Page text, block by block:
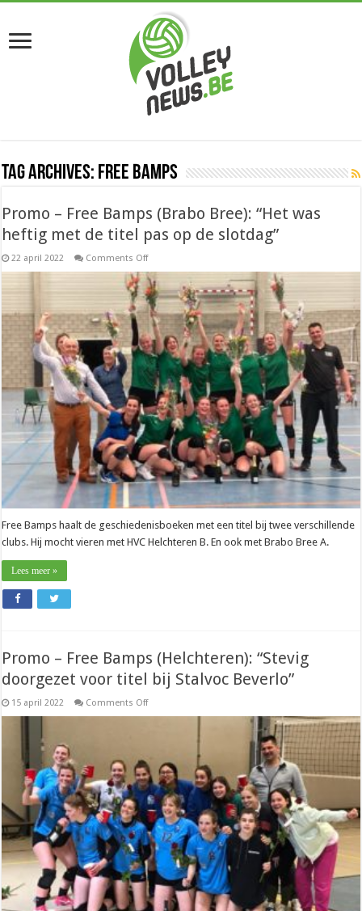
Tag Archives: Free Bamps
Promo – Free Bamps (Brabo Bree): “Het was
heftig met de titel pas op de slotdag”
22 april 2022 Comments Offon
–
Free
Bamps
(Brabo
Bree):
“Het
was
heftig
met
de
titel
pas
op
de
slotdag”
Free Bamps haalt de geschiedenisboeken met een titel bij twee verschillende
clubs. Hij mocht vieren met HVC Helchteren B. En ook met Brabo Bree A.
Lees meer »
Promo – Free Bamps (Helchteren): “Stevig
doorgezet voor titel bij Stalvoc Beverlo”
15 april 2022 Comments Offon
(Helchteren):
“Stevig
doorgezet
voor
titel
bij
Stalvoc
Beverlo”